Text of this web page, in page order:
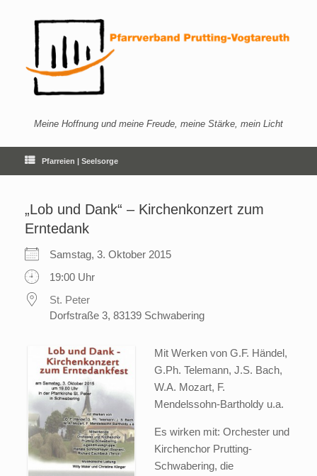
Meine Hoffnung und meine Freude, meine Stärke, mein Licht
Pfarreien | Seelsorge
„Lob und Dank“ – Kirchenkonzert zum
Erntedank
Samstag, 3. Oktober 2015
19:00 Uhr
St. Peter
Dorfstraße 3, 83139 Schwabering
Mit Werken von G.F. Händel,
G.Ph. Telemann, J.S. Bach,
W.A. Mozart, F.
Mendelssohn-Bartholdy u.a.
Es wirken mit: Orchester und
Kirchenchor Prutting-
Schwabering, die